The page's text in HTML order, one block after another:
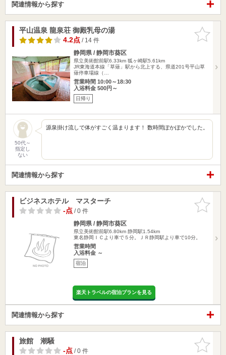
関連情報から探す
お気に入
りに追加
平山温泉 龍泉荘 御殿乳母の湯
4.2点/ 14 件
静岡県 / 静岡市葵区
県立美術館前駅6.33km 狐ヶ崎駅5.61km
JR東海道本線「草薙」駅から北上する、県道201号平山草
薙停車場線（…
営業時間 10:00～18:30
入浴料金 500円～
日帰り
50代～
指定し
ない
源泉掛け流しで体がすごく温まります！ 数時間ぽかぽかでした。
関連情報から探す
お気に入
りに追加
ビジネスホテル マスターチ
-点/ 0 件
静岡県 / 静岡市葵区
県立美術館前駅6.80km 静岡駅1.54km
東名静岡ＩＣより車で５分。ＪＲ静岡駅より車で10分。
営業時間
入浴料金 ～
宿泊
楽天トラベルの宿泊プランを見る
関連情報から探す
お気に入
りに追加
旅館 潮騒
-点/ 0 件